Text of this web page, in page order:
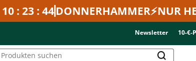
10 : 23 : 44DONNERHAMMER⚡NUR
Newsletter 10-€-
suchen